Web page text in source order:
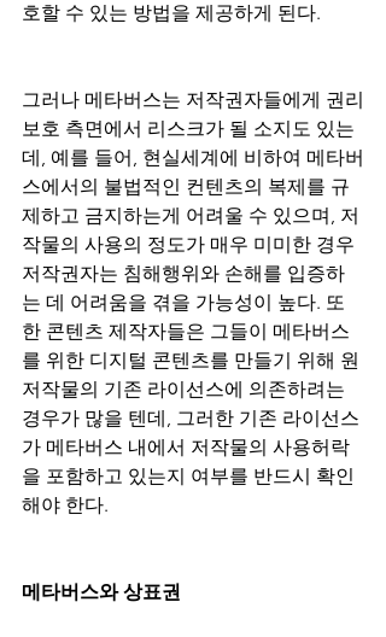
호할 수 있는 방법을 제공하게 된다.
그러나 메타버스는 저작권자들에게 권리
보호 측면에서 리스크가 될 소지도 있는
데, 예를 들어, 현실세계에 비하여 메타버
스에서의 불법적인 컨텐츠의 복제를 규
제하고 금지하는게 어려울 수 있으며, 저
작물의 사용의 정도가 매우 미미한 경우
저작권자는 침해행위와 손해를 입증하
는 데 어려움을 겪을 가능성이 높다. 또
한 콘텐츠 제작자들은 그들이 메타버스
를 위한 디지털 콘텐츠를 만들기 위해 원
저작물의 기존 라이선스에 의존하려는
경우가 많을 텐데, 그러한 기존 라이선스
가 메타버스 내에서 저작물의 사용허락
을 포함하고 있는지 여부를 반드시 확인
해야 한다.
메타버스와 상표권